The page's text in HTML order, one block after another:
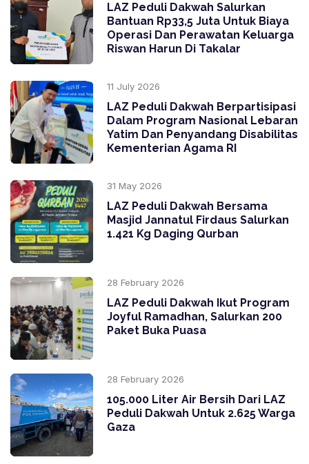
LAZ Peduli Dakwah Salurkan
Bantuan Rp33,5 Juta Untuk Biaya
Operasi Dan Perawatan Keluarga
Riswan Harun Di Takalar
11 July 2026
LAZ Peduli Dakwah Berpartisipasi
Dalam Program Nasional Lebaran
Yatim Dan Penyandang Disabilitas
Kementerian Agama RI
31 May 2026
LAZ Peduli Dakwah Bersama
Masjid Jannatul Firdaus Salurkan
1.421 Kg Daging Qurban
28 February 2026
LAZ Peduli Dakwah Ikut Program
Joyful Ramadhan, Salurkan 200
Paket Buka Puasa
28 February 2026
105.000 Liter Air Bersih Dari LAZ
Peduli Dakwah Untuk 2.625 Warga
Gaza